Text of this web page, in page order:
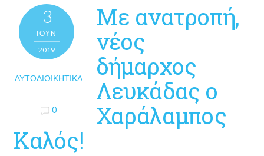
3
ΙΟΎΝ
2019
ΑΥΤΟΔΙΟΙΚΗΤΙΚΆ
0
Με ανατροπή,
νέος
δήμαρχος
Λευκάδας ο
Χαράλαμπος
Καλός!